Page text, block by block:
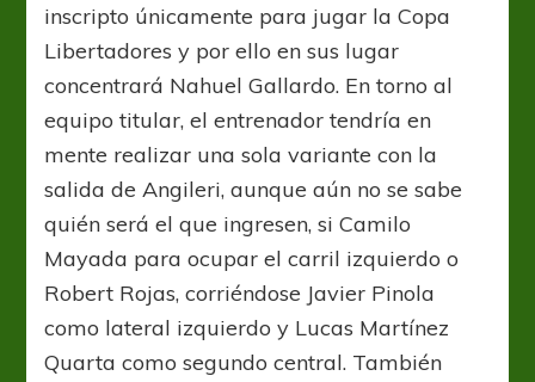
inscripto únicamente para jugar la Copa
Libertadores y por ello en sus lugar
concentrará Nahuel Gallardo. En torno al
equipo titular, el entrenador tendría en
mente realizar una sola variante con la
salida de Angileri, aunque aún no se sabe
quién será el que ingresen, si Camilo
Mayada para ocupar el carril izquierdo o
Robert Rojas, corriéndose Javier Pinola
como lateral izquierdo y Lucas Martínez
Quarta como segundo central. También